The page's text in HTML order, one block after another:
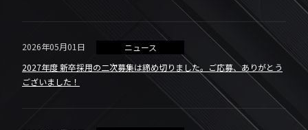
2026年05月01日
ニュース
2027年度 新卒採用の二次募集は締め切りました。ご応募、ありがとう
ございました！